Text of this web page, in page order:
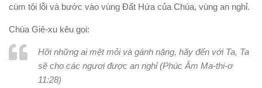
cùm tội lỗi và bước vào vùng Đất Hứa của Chúa, vùng an nghỉ.
Chúa Giê-xu kêu gọi:
Hỡi những ai mệt mỏi và gánh nặng, hãy đến với Ta, Ta
sẽ cho các ngươi được an nghỉ (Phúc Âm Ma-thi-ơ
11:28)